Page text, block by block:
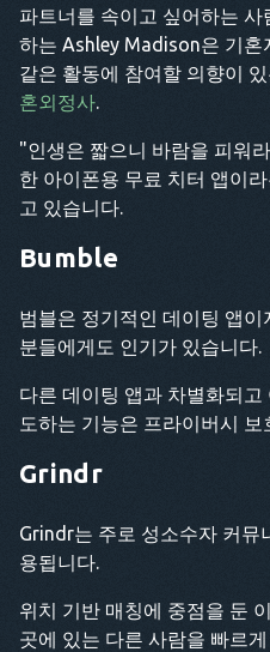
파트너를 속이고 싶어하는
하는 Ashley Madison은 기혼
같은 활동에 참여할 의향이
혼외정사.
"인생은 짧으니 바람을 피워
한 아이폰용 무료 치터 앱이
고 있습니다.
Bumble
범블은 정기적인 데이팅 앱
분들에게도 인기가 있습니다.
다른 데이팅 앱과 차별화되
도하는 기능은 프라이버시 보
Grindr
Grindr는 주로 성소수자 커뮤
용됩니다.
위치 기반 매칭에 중점을 둔
곳에 있는 다른 사람을 빠르